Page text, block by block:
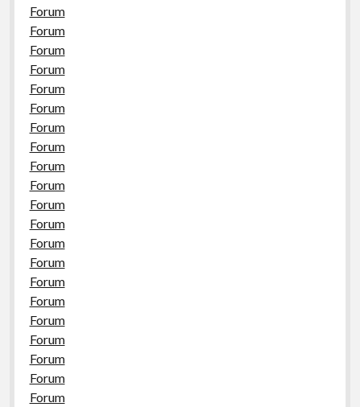
Forum
Forum
Forum
Forum
Forum
Forum
Forum
Forum
Forum
Forum
Forum
Forum
Forum
Forum
Forum
Forum
Forum
Forum
Forum
Forum
Forum